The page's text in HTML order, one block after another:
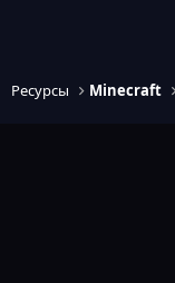
Ресурсы Minecraft